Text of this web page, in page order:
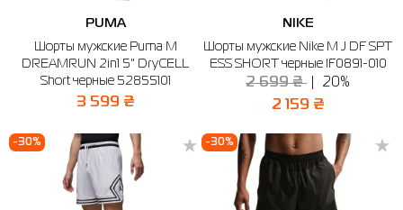
Термобелье
Футболки
Шапки
The North Face
Under Armour
WHS
Сандалии
adidas
PUMA
Шорты мужские Puma M
DREAMRUN 2in1 5" DryCELL
Short черные 52855101
3 599 ₴
NIKE
Шорты мужские Nike M J DF SPT
ESS SHORT черные IF0891-010
2 699 ₴ 20%
2 159 ₴
-30% -30%